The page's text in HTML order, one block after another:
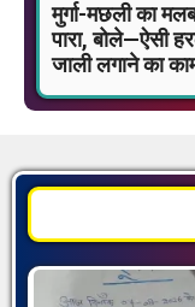
मुर्गा-मछली का
पारा, बोले—ऐसी
जाली लगाने का